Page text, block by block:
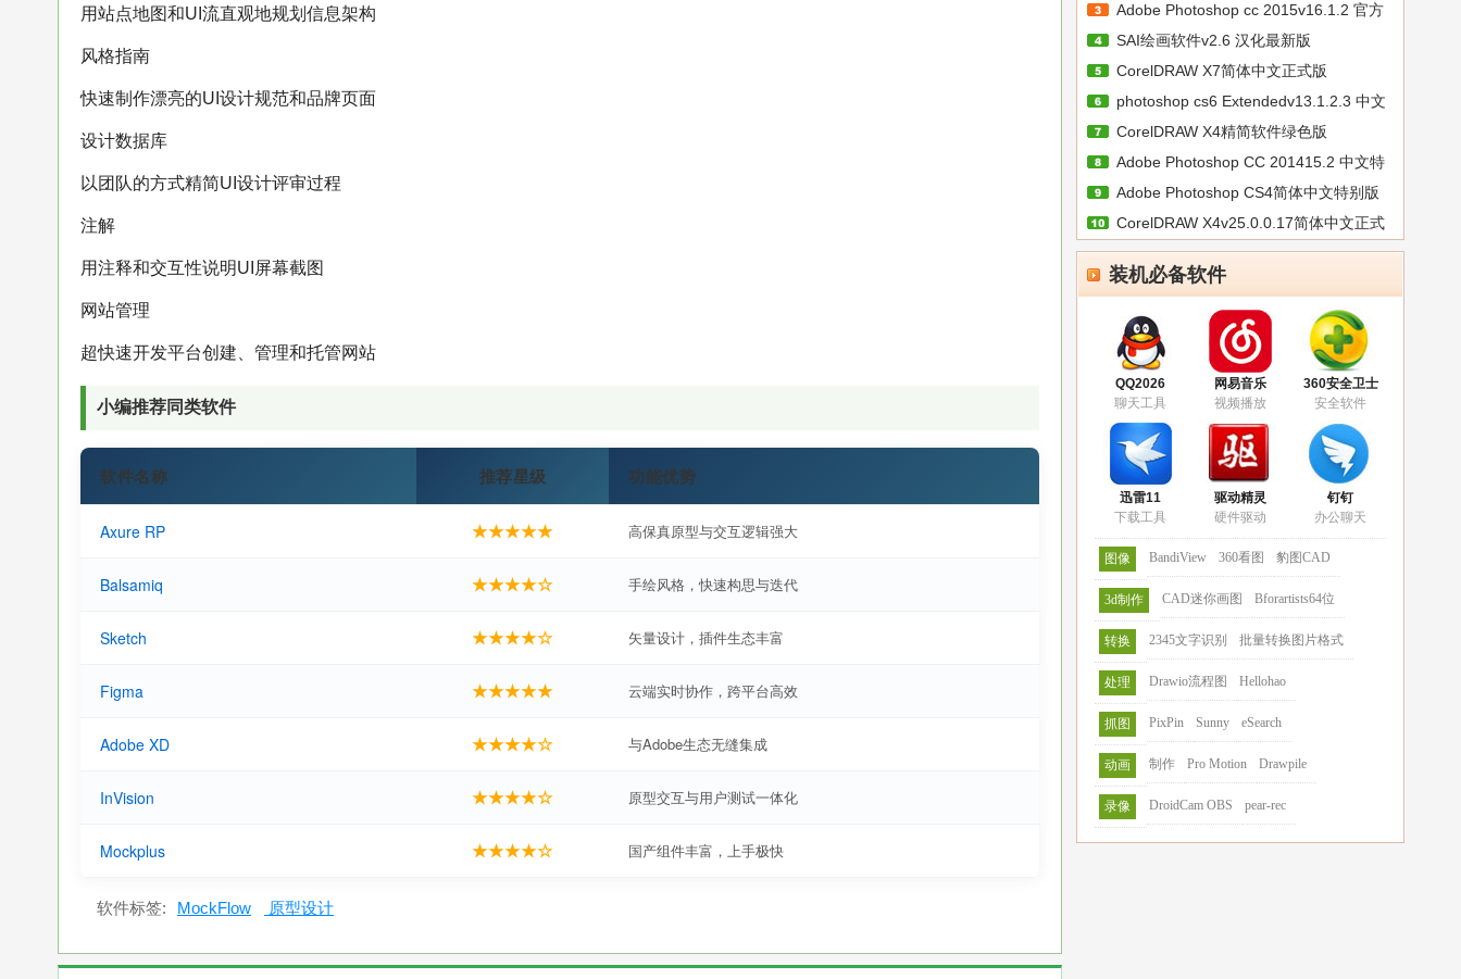
Adobe Photoshop cc 2015v16.1.2 官方
简
SAI绘画软件v2.6 汉化最新版
CorelDRAW X7简体中文正式版
v25.0.0.17
photoshop cs6 Extendedv13.1.2.3 中文
CorelDRAW X4精简软件绿色版
v25.0.0.17
Adobe Photoshop CC 201415.2 中文特
别
Adobe Photoshop CS4简体中文特别版
CorelDRAW X4v25.0.0.17简体中文正式
版
装机必备软件
QQ2026
聊天工具
网易音乐
视频播放
360安全卫士
安全软件
迅雷11
下载工具
驱动精灵
硬件驱动
钉钉
办公聊天
图像 BandiView 360看图 豹图CAD
3d制作 CAD迷你画图 Bforartists64位
转换 2345文字识别 批量转换图片格式
处理 Drawio流程图 Hellohao
抓图 PixPin Sunny eSearch
动画 制作 Pro Motion Drawpile
录像 DroidCam OBS pear-rec
用站点地图和UI流直观地规划信息架构
风格指南
快速制作漂亮的UI设计规范和品牌页面
设计数据库
以团队的方式精简UI设计评审过程
注解
用注释和交互性说明UI屏幕截图
网站管理
超快速开发平台创建、管理和托管网站
小编推荐同类软件
软件名称 推荐星级 功能优势
Axure RP ★★★★★ 高保真原型与交互逻辑强大
Balsamiq ★★★★☆ 手绘风格，快速构思与迭代
Sketch ★★★★☆ 矢量设计，插件生态丰富
Figma ★★★★★ 云端实时协作，跨平台高效
Adobe XD ★★★★☆ 与Adobe生态无缝集成
InVision ★★★★☆ 原型交互与用户测试一体化
Mockplus ★★★★☆ 国产组件丰富，上手极快
软件标签: MockFlow 原型设计